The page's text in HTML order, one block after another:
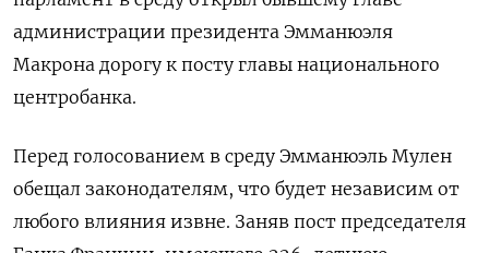
администрации президента Эмманюэля
Макрона дорогу к посту главы национального
центробанка.
Перед ‌голосованием в среду Эмманюэль Мулен
обещал законодателям, что будет независим от
любого влияния извне. Заняв пост председателя